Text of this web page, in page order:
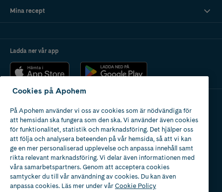
Mina recept
Ladda ner vår app
Apotek med tillstånd
av Läkemedelsverket
2024
Cookies på Apohem
På Apohem använder vi oss av cookies som är nödvändiga för
att hemsidan ska fungera som den ska. Vi använder även cookies
för funktionalitet, statistik och marknadsföring. Det hjälper oss
att följa och analysera beteenden på vår hemsida, så att vi kan
ge en mer personaliserad upplevelse och anpassa innehåll samt
rikta relevant marknadsföring. Vi delar även informationen med
våra samarbetspartners. Genom att acceptera cookies
samtycker du till vår användning av cookies. Du kan även
anpassa cookies. Läs mer under vårCookie Policy